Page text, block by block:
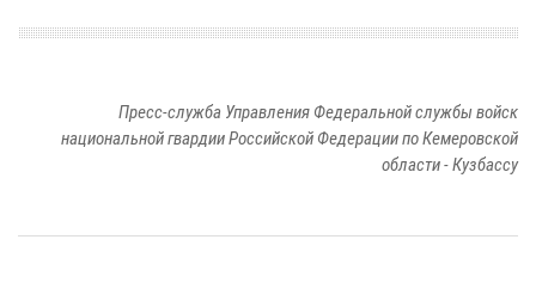
Пресс-служба Управления Федеральной службы войск
национальной гвардии Российской Федерации по Кемеровской
области - Кузбассу